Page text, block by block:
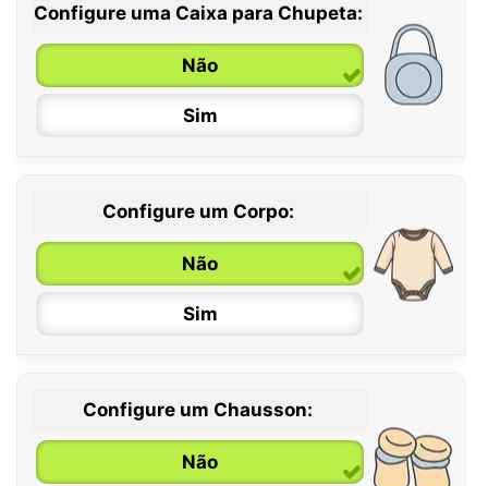
Configure uma Caixa para Chupeta:
Não
Sim
Configure um Corpo:
Não
Sim
0 / 6 meses
6 / 12 meses
Configure um Chausson:
Não